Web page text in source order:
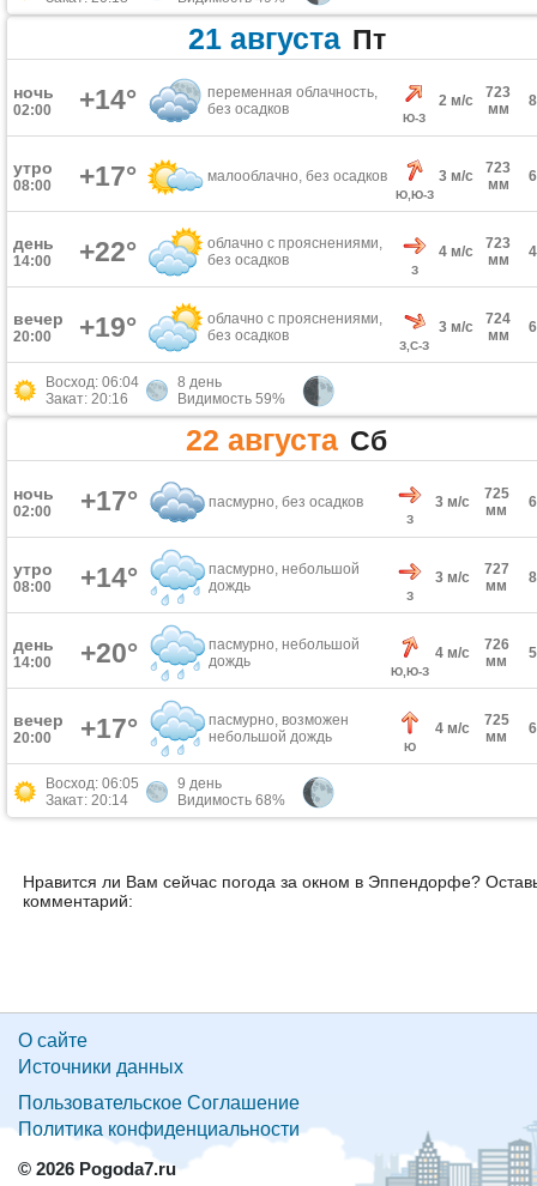
21 августа Пт
ночь
02:00 +14°
переменная облачность,
без осадков
Ю-З
2 м/с
723
мм
утро
08:00 +17° малооблачно, без осадков
Ю,Ю-З
3 м/с
723
мм
день
14:00 +22°
облачно с прояснениями,
без осадков
З
4 м/с
723
мм
вечер
20:00 +19°
облачно с прояснениями,
без осадков
З,С-З
3 м/с
724
мм
Восход: 06:04
Закат: 20:16
8 день
Видимость 59%
22 августа Сб
ночь
02:00 +17° пасмурно, без осадков
З
3 м/с
725
мм
утро
08:00 +14°
пасмурно, небольшой
дождь
З
3 м/с
727
мм
день
14:00 +20°
пасмурно, небольшой
дождь
Ю,Ю-З
4 м/с
726
мм
вечер
20:00 +17°
пасмурно, возможен
небольшой дождь
Ю
4 м/с
725
мм
Восход: 06:05
Закат: 20:14
9 день
Видимость 68%
Нравится ли Вам сейчас погода за окном в Эппендорфе?
комментарий:
О сайте
Источники данных
Пользовательское Соглашение
Политика конфиденциальности
© 2026 Pogoda7.ru